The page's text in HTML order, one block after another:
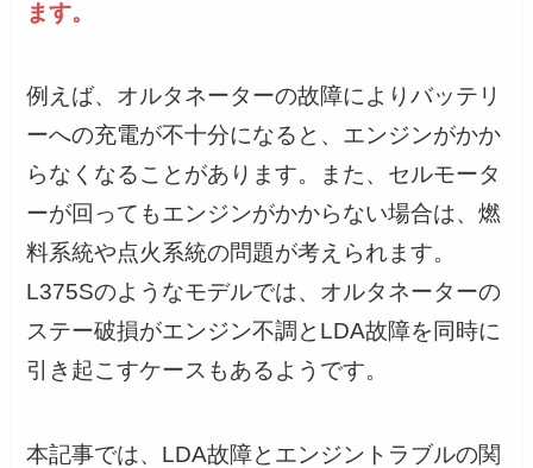
ます。
例えば、オルタネーターの故障によりバッテリ
ーへの充電が不十分になると、エンジンがかか
らなくなることがあります。また、セルモータ
ーが回ってもエンジンがかからない場合は、燃
料系統や点火系統の問題が考えられます。
L375Sのようなモデルでは、オルタネーターの
ステー破損がエンジン不調とLDA故障を同時に
引き起こすケースもあるようです。
本記事では、LDA故障とエンジントラブルの関